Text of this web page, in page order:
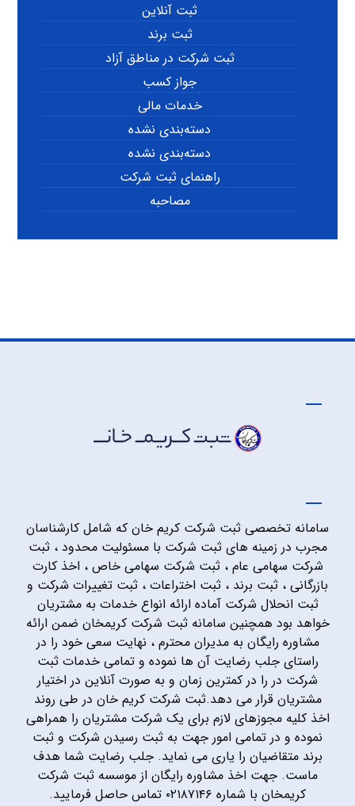
ثبت آنلاین
ثبت برند
ثبت شرکت در مناطق آزاد
جواز کسب
خدمات مالی
دسته‌بندی نشده
دسته‌بندی نشده
راهنمای ثبت شرکت
مصاحبه
سامانه تخصصی ثبت شرکت کریم خان که شامل کارشناسان
مجرب در زمینه های ثبت شرکت با مسئولیت محدود ، ثبت
شرکت سهامی عام ، ثبت شرکت سهامی خاص ، اخذ کارت
بازرگانی ، ثبت برند ، ثبت اختراعات ، ثبت تغییرات شرکت و
ثبت انحلال شرکت آماده ارائه انواع خدمات به مشتریان
خواهد بود همچنین سامانه ثبت شرکت کریمخان ضمن ارائه
مشاوره رایگان به مدیران محترم ، نهایت سعی خود را در
راستای جلب رضایت آن ها نموده و تمامی خدمات ثبت
شرکت در را در کمترین زمان و به صورت آنلاین در اختیار
مشتریان قرار می دهد.ثبت شرکت کریم خان در طی روند
اخذ کلیه مجوزهای لازم برای یک شرکت مشتریان را همراهی
نموده و در تمامی امور جهت به ثبت رسیدن شرکت و ثبت
برند متقاضیان را یاری می نماید. جلب رضایت شما هدف
ماست. جهت اخذ مشاوره رایگان از موسسه ثبت شرکت
کریمخان با شماره ۰۲۱۸۷۱۴۶ تماس حاصل فرمایید.